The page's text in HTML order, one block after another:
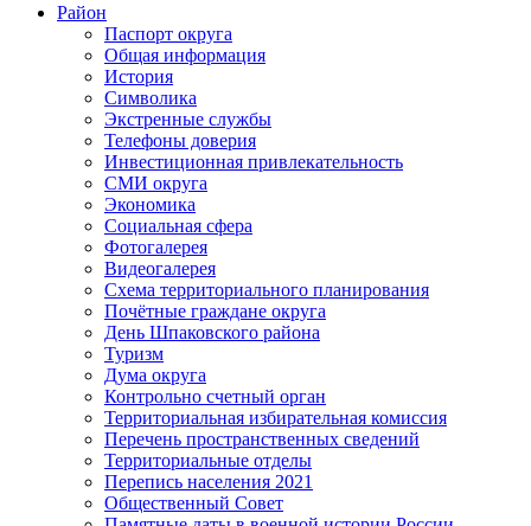
Район
Паспорт округа
Общая информация
История
Символика
Экстренные службы
Телефоны доверия
Инвестиционная привлекательность
СМИ округа
Экономика
Социальная сфера
Фотогалерея
Видеогалерея
Схема территориального планирования
Почётные граждане округа
День Шпаковского района
Туризм
Дума округа
Контрольно счетный орган
Территориальная избирательная комиссия
Перечень пространственных сведений
Территориальные отделы
Перепись населения 2021
Общественный Совет